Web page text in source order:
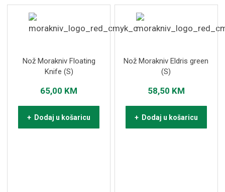
Nož Morakniv Floating
Knife (S)
65,00 KM
+ Dodaj u košaricu
Nož Morakniv Eldris green
(S)
58,50 KM
+ Dodaj u košaricu